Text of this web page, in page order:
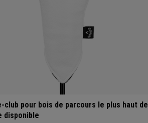
club pour bois de parcours le plus haut de
disponible